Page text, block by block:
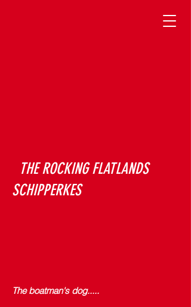
THE ROCKING FLATLANDS
SCHIPPERKES
The boatman's dog.....